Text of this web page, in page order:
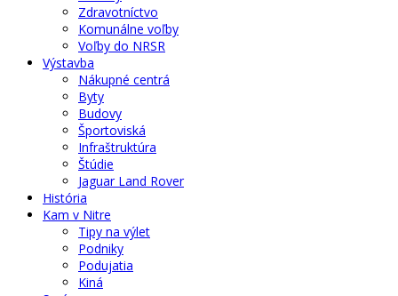
Zdravotníctvo
Komunálne voľby
Voľby do NRSR
Výstavba
Nákupné centrá
Byty
Budovy
Športoviská
Infraštruktúra
Štúdie
Jaguar Land Rover
História
Kam v Nitre
Tipy na výlet
Podniky
Podujatia
Kiná